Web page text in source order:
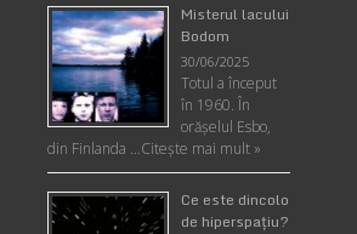
Misterul lacului
Bodom
30/06/2025
Totul a început
în 1960. În
orășelul Esbo,
din Finlanda …Citește mai mult »
Ce este dincolo
de hiperspaţiu?